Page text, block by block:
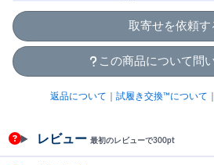
取寄せを依頼す
この商品について問
返品について 試履き交換™について
レビュー 最初のレビューで300pt